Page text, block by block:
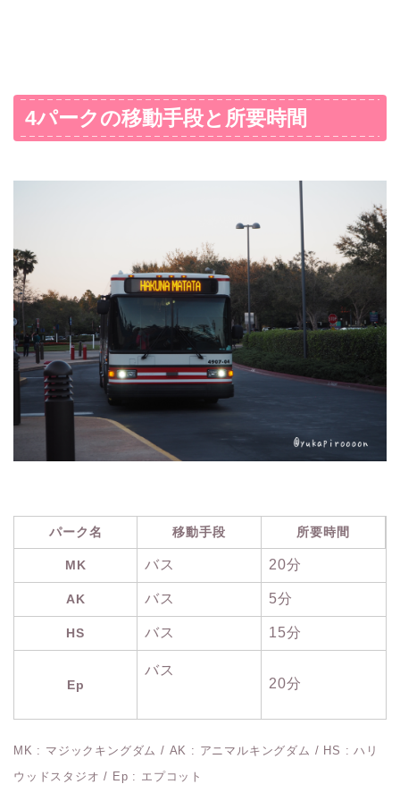
4パークの移動手段と所要時間
パーク名 移動手段 所要時間
MK バス 20分
AK バス 5分
HS バス 15分
Ep
バス
20分
MK : マジックキングダム / AK : アニマルキングダム / HS : ハリ
ウッドスタジオ / Ep : エプコット